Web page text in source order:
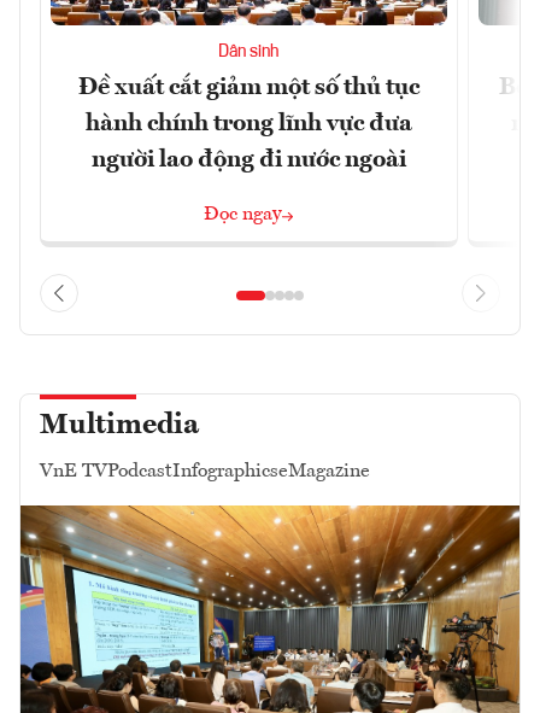
Dân sinh
Đề xuất cắt giảm một số thủ tục
hành chính trong lĩnh vực đưa
người lao động đi nước ngoài
Đọc ngay
Bộ
Multimedia
VnE TVPodcastInfographicseMagazine